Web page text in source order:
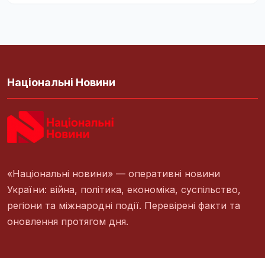
Національні Новини
«Національні новини» — оперативні новини
України: війна, політика, економіка, суспільство,
регіони та міжнародні події. Перевірені факти та
оновлення протягом дня.